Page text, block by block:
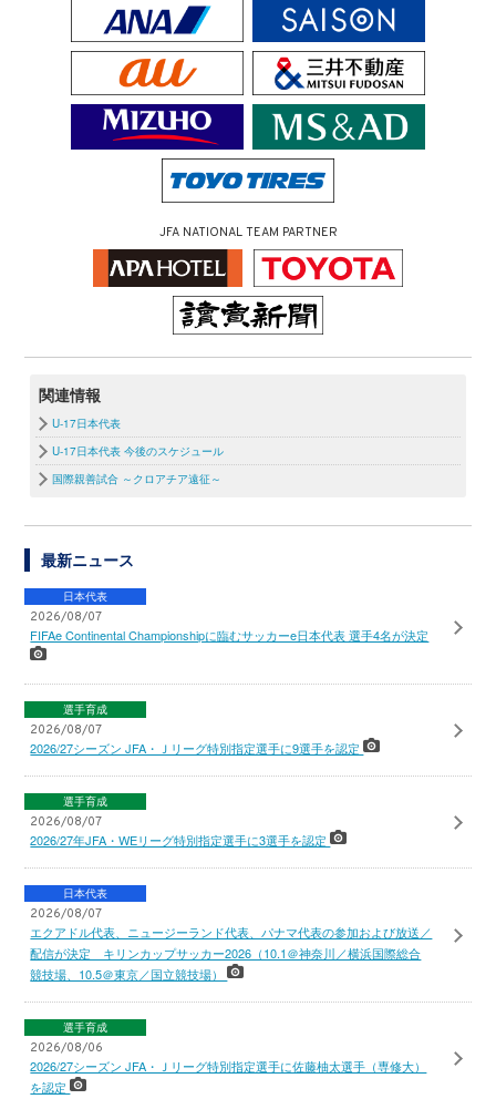
JFA NATIONAL TEAM PARTNER
関連情報
U-17日本代表
U-17日本代表 今後のスケジュール
国際親善試合 ～クロアチア遠征～
最新ニュース
日本代表
2026/08/07
FIFAe Continental Championshipに臨むサッカーe日本代表 選手4名が決定
選手育成
2026/08/07
2026/27シーズン JFA・Ｊリーグ特別指定選手に9選手を認定
選手育成
2026/08/07
2026/27年JFA・WEリーグ特別指定選手に3選手を認定
日本代表
2026/08/07
エクアドル代表、ニュージーランド代表、パナマ代表の参加および放送／
配信が決定 キリンカップサッカー2026（10.1＠神奈川／横浜国際総合
競技場、10.5＠東京／国立競技場）
選手育成
2026/08/06
2026/27シーズン JFA・Ｊリーグ特別指定選手に佐藤柚太選手（専修大）
を認定